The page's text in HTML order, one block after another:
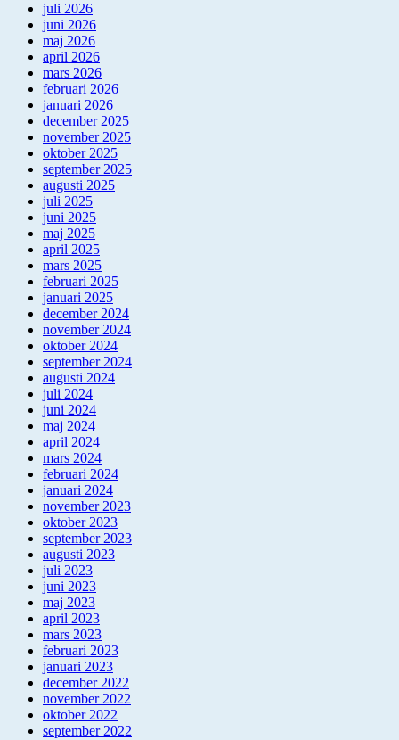
juli 2026
juni 2026
maj 2026
april 2026
mars 2026
februari 2026
januari 2026
december 2025
november 2025
oktober 2025
september 2025
augusti 2025
juli 2025
juni 2025
maj 2025
april 2025
mars 2025
februari 2025
januari 2025
december 2024
november 2024
oktober 2024
september 2024
augusti 2024
juli 2024
juni 2024
maj 2024
april 2024
mars 2024
februari 2024
januari 2024
november 2023
oktober 2023
september 2023
augusti 2023
juli 2023
juni 2023
maj 2023
april 2023
mars 2023
februari 2023
januari 2023
december 2022
november 2022
oktober 2022
september 2022